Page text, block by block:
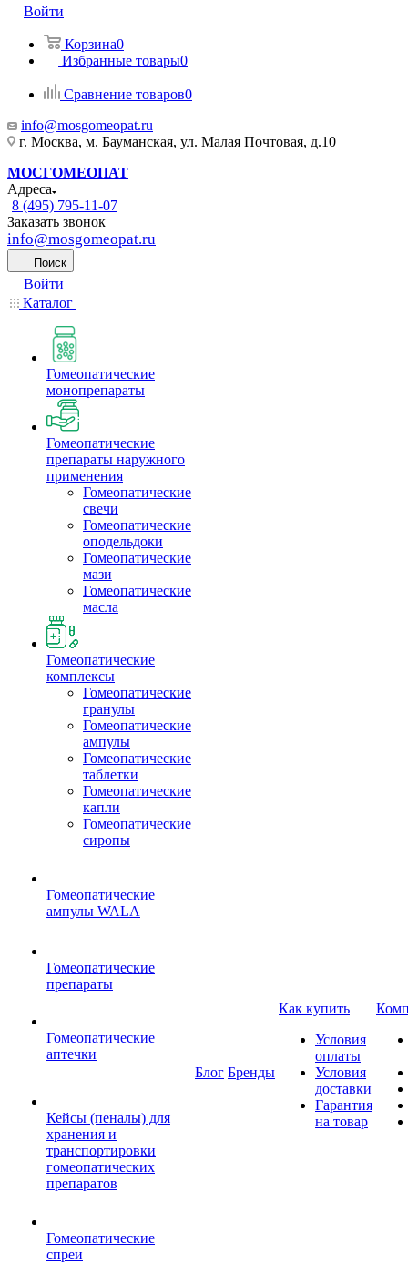
Войти
Корзина0
Избранные товары0
Сравнение товаров0
info@mosgomeopat.ru
г. Москва, м. Бауманская, ул. Малая Почтовая, д.10
МОСГОМЕОПАТ
Адреса
8 (495) 795-11-07
Заказать звонок
info@mosgomeopat.ru
Поиск
Войти
Каталог
Гомеопатические
монопрепараты
Гомеопатические
препараты наружного
применения
Гомеопатические
свечи
Гомеопатические
оподельдоки
Гомеопатические
мази
Гомеопатические
масла
Гомеопатические
комплексы
Гомеопатические
гранулы
Гомеопатические
ампулы
Гомеопатические
таблетки
Гомеопатические
капли
Гомеопатические
сиропы
Гомеопатические
ампулы WALA
Гомеопатические
препараты
Гомеопатические
аптечки
Кейсы (пеналы) для
хранения и
транспортировки
гомеопатических
препаратов
Гомеопатические
спреи
Блог Бренды
Как купить
Условия
оплаты
Условия
доставки
Гарантия
на товар